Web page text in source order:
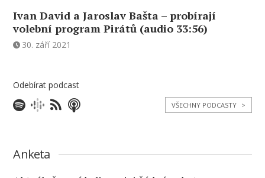
Ivan David a Jaroslav Bašta – probírají
volební program Pirátů (audio 33:56)
30. září 2021
Odebírat podcast
VŠECHNY PODCASTY >
Anketa